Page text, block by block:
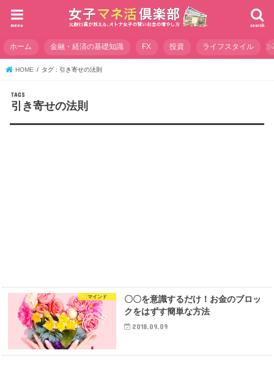
search
menu
ホーム 金融・経済の基礎知識 FX 投資 ライフスタイル
HOME タグ : 引き寄せの法則
引き寄せの法則
マインド
〇〇を意識するだけ！お金のブロッ
クをはずす簡単な方法
2018.09.09